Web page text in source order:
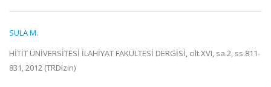
SULA M.
HİTİT ÜNİVERSİTESİ İLAHİYAT FAKÜLTESİ DERGİSİ, cilt.XVI, sa.2, ss.811-
831, 2012 (TRDizin)